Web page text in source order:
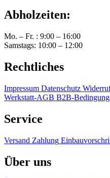
Abholzeiten:
Mo. – Fr. : 9:00 – 16:00
Samstags: 10:00 – 12:00
Rechtliches
Impressum Datenschutz
Werkstatt-AGB B2B-
Service
Versand Zahlung
Über uns